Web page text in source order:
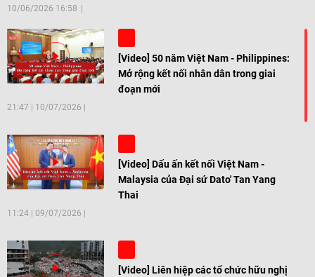
10/06/2026 16:58
[Video] 50 năm Việt Nam - Philippines:
Mở rộng kết nối nhân dân trong giai
đoạn mới
21:47 10/07/2026
[Video] Dấu ấn kết nối Việt Nam -
Malaysia của Đại sứ Dato' Tan Yang
Thai
11:24 09/07/2026
[Video] Liên hiệp các tổ chức hữu nghị